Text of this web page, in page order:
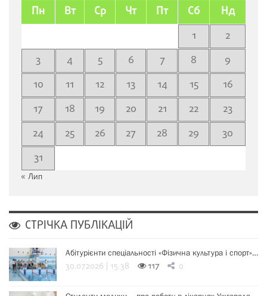
Пн Вт Ср Чт Пт Сб Нд
1
2
3
4 5 6 7 8
9
10
11 12 13 14 15
16
17
18 19 20 21 22
23
24
25 26 27 28 29
30
31
« Лип
СТРІЧКА ПУБЛІКАЦІЙ
Абітурієнти спеціальності «Фізична культура і спорт»…
30.07.2026 | 15:38 117 0